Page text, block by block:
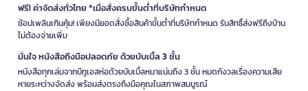
ฟรี! ค่าจัดส่งทั่วไทย *เมื่อสั่งครบขั้นต่ำที่บริษัทกำหนด
ช้อปเพลินเกินคุ้ม! เพียงมียอดสั่งซื้อสินค้าขั้นต่ำที่บริษัทกำหนด รับสิทธิ์ส่งฟรีถึงบ้าน
ไม่ต้องจ่ายเพิ่ม
มั่นใจ หนังสือถึงมือปลอดภัย ด้วยบับเบิ้ล 3 ชั้น
หนังสือทุกเล่มจากบีทูเอสห่อด้วยบับเบิ้ลหนาแน่นถึง 3 ชั้น หมดกังวลเรื่องความเสีย
หายระหว่างจัดส่ง พร้อมส่งตรงถึงมือคุณในสภาพสมบูรณ์